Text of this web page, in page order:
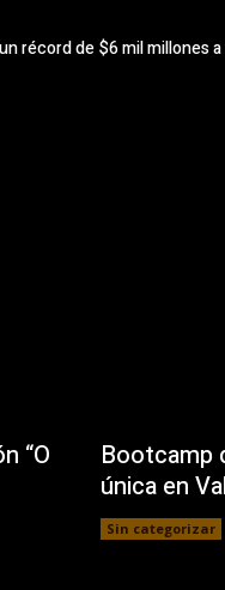
récord de $6 mil millones
“O
Bootcamp
única en
Sin categorizar